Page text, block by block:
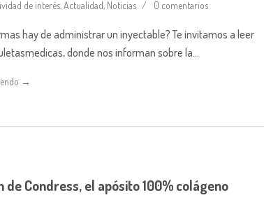
de interés,Actualidad, Noticias 0 comentarios
hay de administrar un inyectable? Te invitamos a leer
donde nos informan sobre la…
→
de Condress, el apósito 100% colágeno